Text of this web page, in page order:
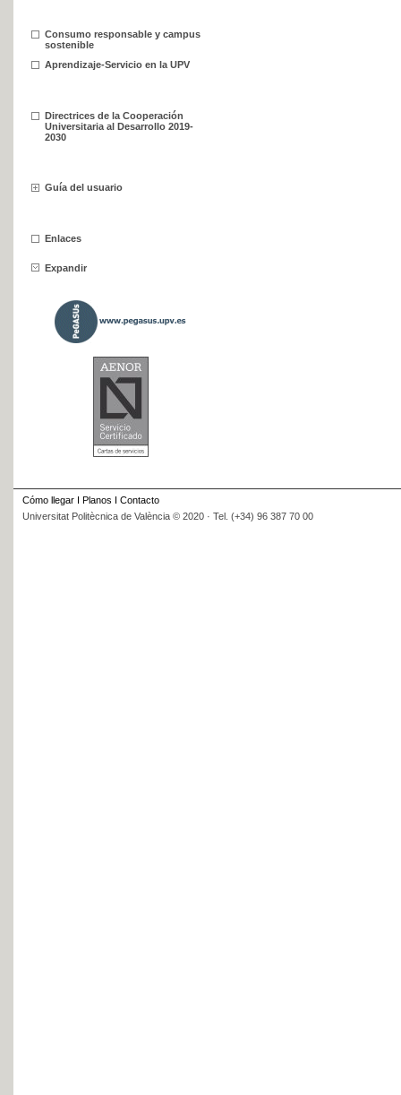
Consumo responsable y campus
sostenible
Aprendizaje-Servicio en la UPV
Directrices de la Cooperación
Universitaria al Desarrollo 2019-
2030
Guía del usuario
Enlaces
Expandir
Cómo llegar I Planos I Contacto
Universitat Politècnica de València © 2020 · Tel. (+34) 96 387 70 00